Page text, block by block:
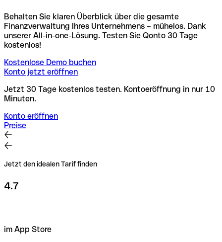
Behalten Sie klaren Überblick über die gesamte
Finanzverwaltung Ihres Unternehmens – mühelos. Dank
unserer All-in-one-Lösung. Testen Sie Qonto 30 Tage
kostenlos!
Kostenlose Demo buchen
Konto jetzt eröffnen
Jetzt 30 Tage kostenlos testen. Kontoeröffnung in nur 10
Minuten.
Konto eröffnen
Preise
Jetzt den idealen Tarif finden
4.7
im App Store